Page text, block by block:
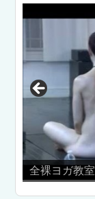
ヨガ教室